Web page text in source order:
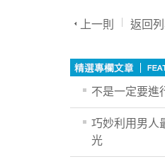
上一則 返回
不是一定要進
巧妙利用男人
光